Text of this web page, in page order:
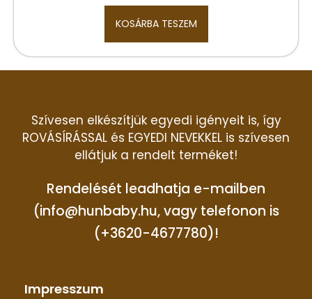
KOSÁRBA TESZEM
Szívesen elkészítjük egyedi igényeit is, így
ROVÁSÍRÁSSAL és EGYEDI NEVEKKEL is szívesen
ellátjuk a rendelt terméket!
Rendelését leadhatja e-mailben
(info@hunbaby.hu, vagy telefonon is
(+3620-4677780)!
Impresszum